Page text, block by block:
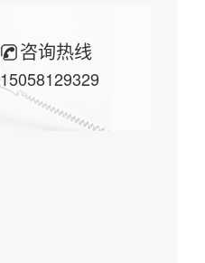
咨询热线
15058129329